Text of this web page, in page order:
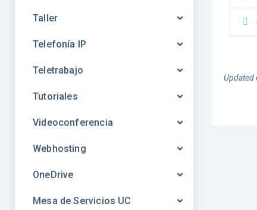
Taller
Telefonía IP
Teletrabajo
Tutoriales
Videoconferencia
Webhosting
OneDrive
Mesa de Servicios UC
Updated